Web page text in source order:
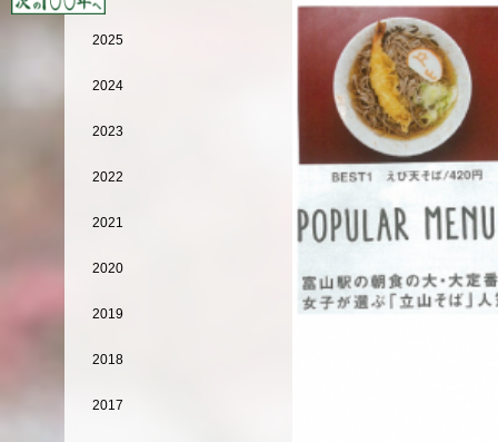
2025
2024
2023
2022
2021
2020
2019
2018
2017